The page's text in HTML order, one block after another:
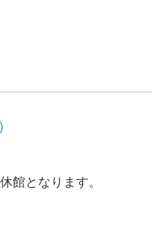
館となります。